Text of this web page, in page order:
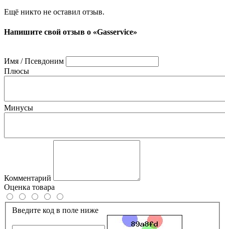
Ещё никто не оставил отзыв.
Напишите свой отзыв о «Gasservice»
Имя / Псевдоним
Плюсы
Минусы
Комментарий
Оценка товара
Введите код в поле ниже